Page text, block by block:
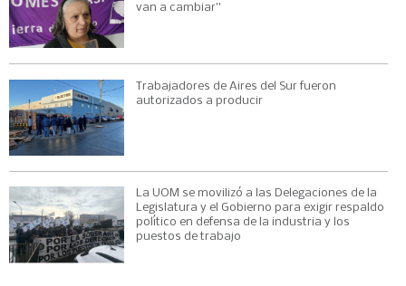
van a cambiar”
Trabajadores de Aires del Sur fueron
autorizados a producir
La UOM se movilizó a las Delegaciones de la
Legislatura y el Gobierno para exigir respaldo
político en defensa de la industria y los
puestos de trabajo